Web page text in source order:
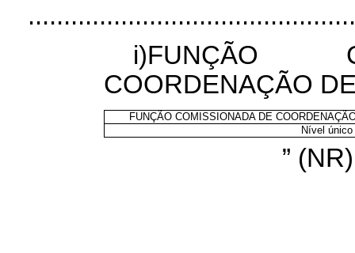
i)FUNÇÃO
COORDENAÇÃO
FUNÇÃO COMISSIONADA DE
Nível único
” (NR)